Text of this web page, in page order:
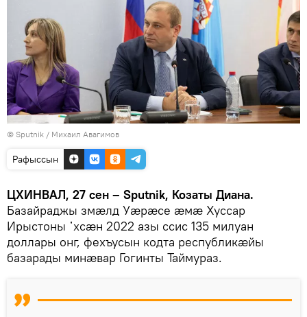
© Sputnik / Михаил Авагимов
Рафыссын
ЦХИНВАЛ, 27 сен – Sputnik, Козаты Диана.
Базайраджы змæлд Уæрæсе æмæ Хуссар
Ирыстоны ᾿хсæн 2022 азы ссис 135 милуан
доллары онг, фехъусын кодта республикæйы
базарады минæвар Гогинты Таймураз.